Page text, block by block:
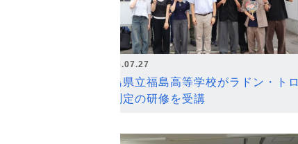
2026.07.27
福島県立福島高等学校がラドン・トロ
ン測定の研修を受講